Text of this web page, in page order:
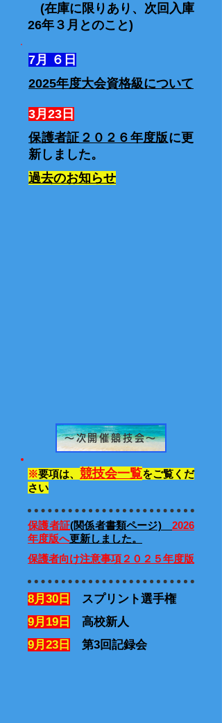
​ (在庫に限りあり、次回入庫
26年３月とのこと)
7月 ６日
2025年度大会資格級について
3月23日
保護者証２０２６年度版に更
新しました。
過去のお知らせ
～次開催競技会～
※要項は、 競技会一覧をご覧くだ
さい
​保護者証(関係者書類ページ) 2026
年度版へ更新しました。
​保護者向け注意事項２０２５年度版
8月30日
スプリント選手権
9月19日
高校新人
9月23日
第3回記録会